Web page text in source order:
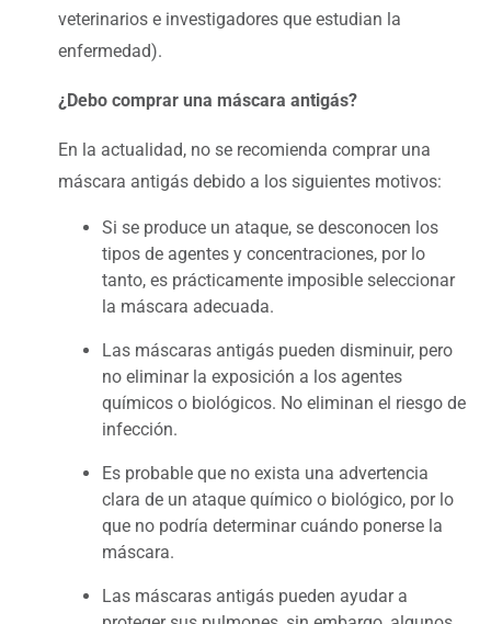
veterinarios e investigadores que estudian la
enfermedad).
¿Debo comprar una máscara antigás?
En la actualidad, no se recomienda comprar una
máscara antigás debido a los siguientes motivos:
Si se produce un ataque, se desconocen los
tipos de agentes y concentraciones, por lo
tanto, es prácticamente imposible seleccionar
la máscara adecuada.
Las máscaras antigás pueden disminuir, pero
no eliminar la exposición a los agentes
químicos o biológicos. No eliminan el riesgo de
infección.
Es probable que no exista una advertencia
clara de un ataque químico o biológico, por lo
que no podría determinar cuándo ponerse la
máscara.
Las máscaras antigás pueden ayudar a